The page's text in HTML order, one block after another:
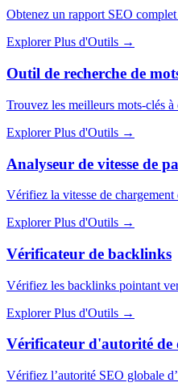
Obtenez un rapport SEO
Explorer Plus d'Outils →
Outil de recherche de
Trouvez les meilleurs mots-clés
Explorer Plus d'Outils →
Analyseur de vitesse de
Vérifiez la vitesse de chargement
Explorer Plus d'Outils →
Vérificateur de backlinks
Vérifiez les backlinks pointant
Explorer Plus d'Outils →
Vérificateur d'autorité de
Vérifiez l’autorité SEO globale